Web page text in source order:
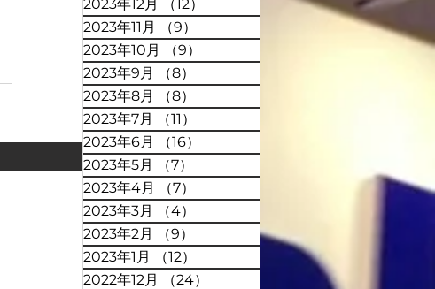
2023年12月
（12）
2023年11月
（9）
2023年10月
（9）
2023年9月
（8）
2023年8月
（8）
2023年7月
（11）
2023年6月
（16）
2023年5月
（7）
2023年4月
（7）
2023年3月
（4）
2023年2月
（9）
2023年1月
（12）
2022年12月
（24）